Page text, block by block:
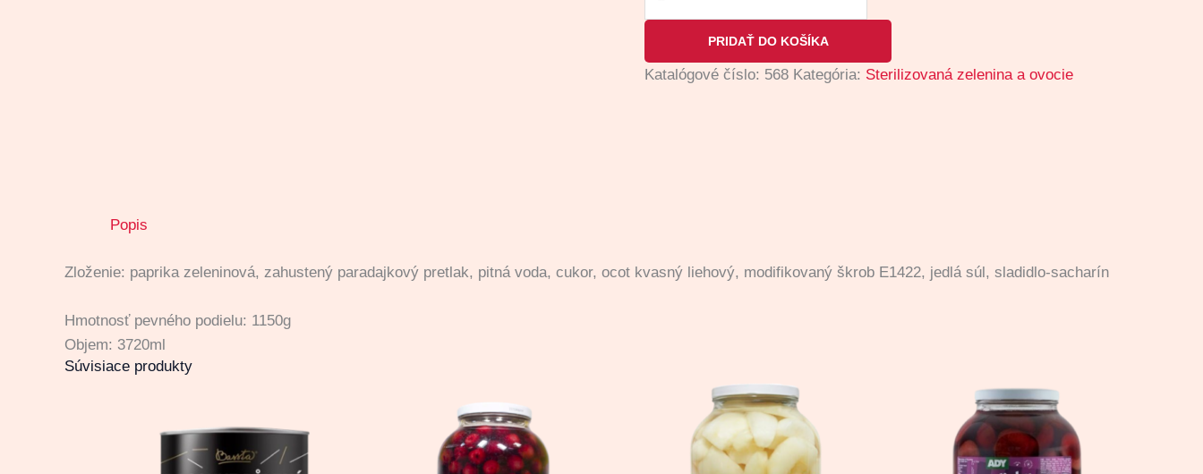
PRIDAŤ DO KOŠÍKA
Katalógové číslo: 568 Kategória: Sterilizovaná zelenina a ovocie
Popis
Zloženie: paprika zeleninová, zahustený paradajkový pretlak, pitná voda, cukor, ocot kvasný liehový, modifikovaný škrob E1422, jedlá súl, sladidlo-sacharín
Hmotnosť pevného podielu: 1150g
Objem: 3720ml
Súvisiace produkty